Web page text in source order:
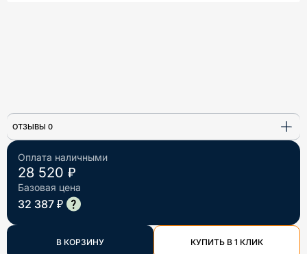
Оплата наличными
28 520 ₽
Базовая цена
32 387 ₽
В КОРЗИНУ КУПИТЬ В 1 КЛИК
ОТЗЫВЫ 0